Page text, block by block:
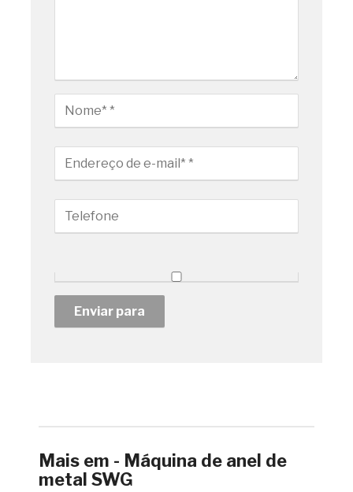
Mais em - Máquina de anel de
metal SWG